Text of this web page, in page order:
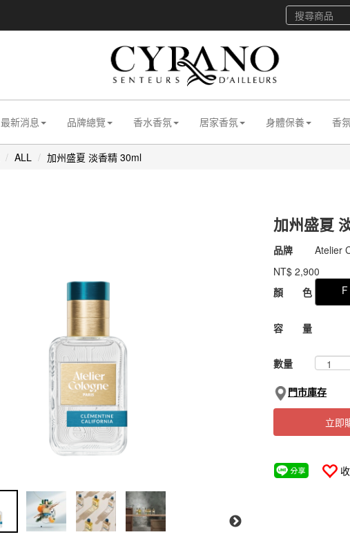
最新消息 品牌總覽 香水香氛 居家香氛 身體保養 香
ALL 加州盛夏 淡香精 30ml
加州盛夏
商品代號
品牌
Atelier
NT$ 2,900
顏 色 F
容 量
數量
門市庫存
立即